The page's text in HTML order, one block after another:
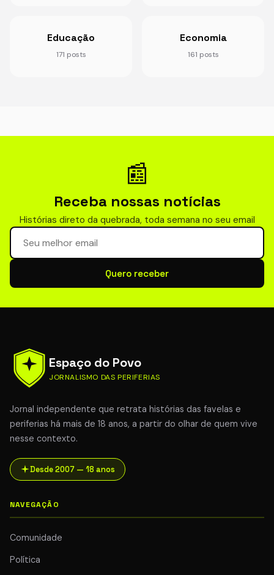
Educação
171 posts
Economia
161 posts
📰
Receba nossas notícias
Histórias direto da quebrada, toda semana no seu email
Seu email para newsletter
Quero receber
Espaço do Povo
JORNALISMO DAS PERIFERIAS
Jornal independente que retrata histórias das favelas e
periferias há mais de 18 anos, a partir do olhar de quem vive
nesse contexto.
Desde 2007 — 18 anos
NAVEGAÇÃO
Comunidade
Política